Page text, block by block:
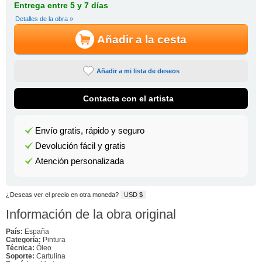
Entrega entre 5 y 7 días
Detalles de la obra »
Añadir a la cesta
Añadir a mi lista de deseos
Contacta con el artista
Envío gratis, rápido y seguro
Devolución fácil y gratis
Atención personalizada
¿Deseas ver el precio en otra moneda? USD $
Información de la obra original
País: España
Categoría: Pintura
Técnica: Óleo
Soporte: Cartulina